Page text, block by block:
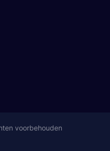
voorbehouden